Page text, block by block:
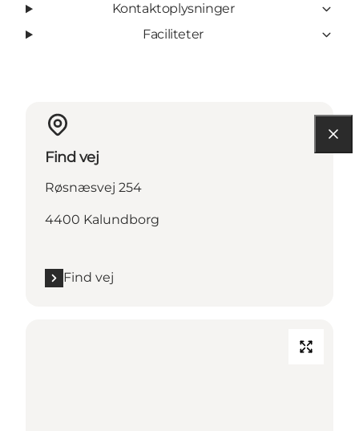
Kontaktoplysninger
Faciliteter
Find vej
Røsnæsvej 254
4400 Kalundborg
Find vej